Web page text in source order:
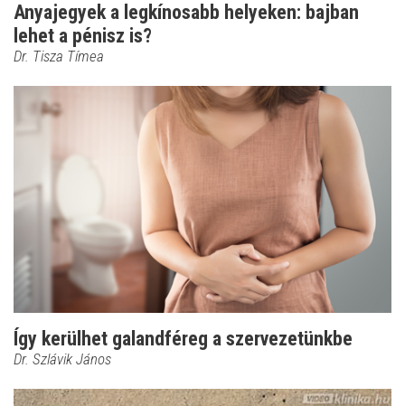
Anyajegyek a legkínosabb helyeken: bajban
lehet a pénisz is?
Dr. Tisza Tímea
Így kerülhet galandféreg a szervezetünkbe
Dr. Szlávik János